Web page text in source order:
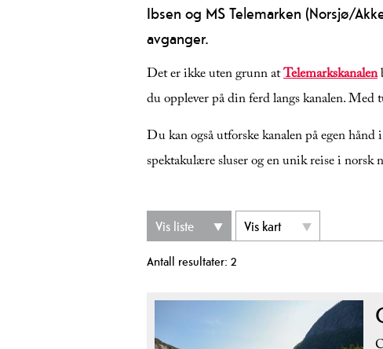
Ibsen og MS Telemarken (Norsjø/
avganger.
Det er ikke uten grunn atTelemarkskanalen
du opplever på din ferd langs kanalen.
Du kan også utforske kanalen på egen
spektakulære sluser og en unik reise i norsk
Vis liste Vis kart
Antall resultater: 2